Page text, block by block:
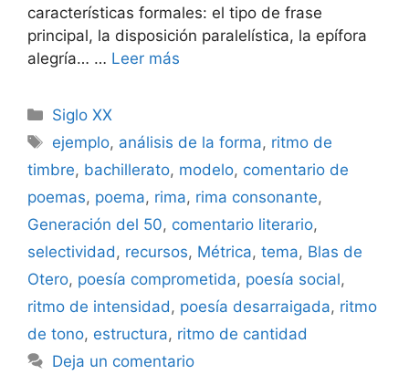
características formales: el tipo de frase
principal, la disposición paralelística, la epífora
alegría… … Leer más
Categorías
Siglo XX
Etiquetas
ejemplo, análisis de la forma, ritmo de
timbre, bachillerato, modelo, comentario de
poemas, poema, rima, rima consonante,
Generación del 50, comentario literario,
selectividad , recursos, Métrica, tema, Blas de
Otero, poesía comprometida, poesía social,
ritmo de intensidad , poesía desarraigada, ritmo
de tono, estructura, ritmo de cantidad
Deja un comentario